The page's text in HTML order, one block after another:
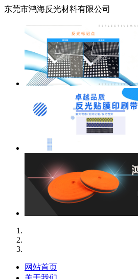
东莞市鸿海反光材料有限公司
网站首页